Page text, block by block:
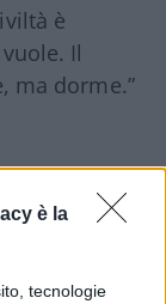
è la
tecnologie
è
Il
ma dorme.”
sedere in
osservare